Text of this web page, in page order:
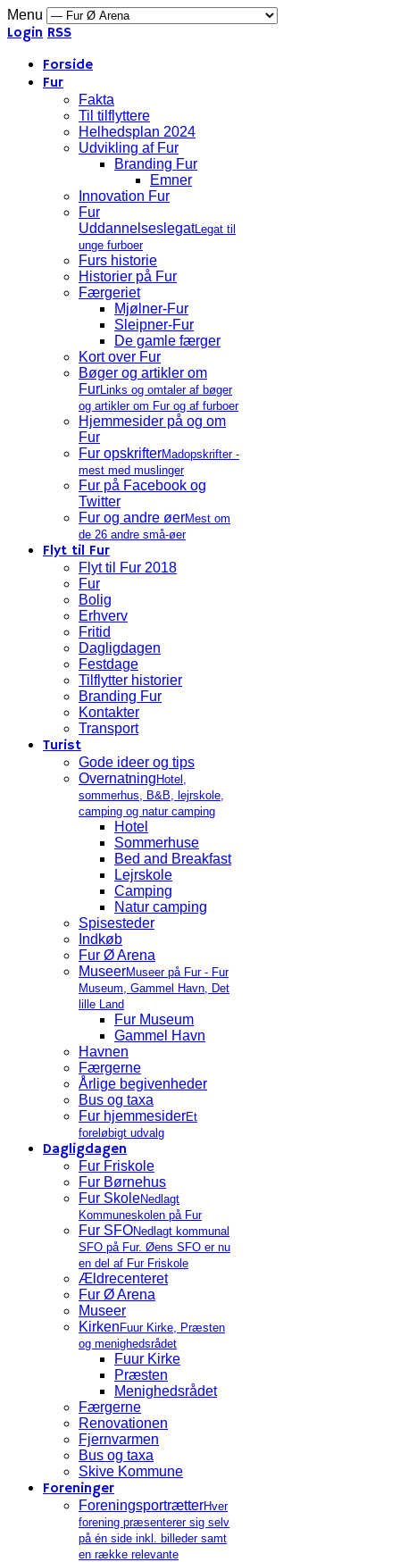
Menu
Login RSS
Forside
Fur
Fakta
Til tilflyttere
Helhedsplan 2024
Udvikling af Fur
Branding Fur
Emner
Innovation Fur
Fur
UddannelseslegatLegat til
unge furboer
Furs historie
Historier på Fur
Færgeriet
Mjølner-Fur
Sleipner-Fur
De gamle færger
Kort over Fur
Bøger og artikler om
FurLinks og omtaler af bøger
og artikler om Fur og af furboer
Hjemmesider på og om
Fur
Fur opskrifterMadopskrifter -
mest med muslinger
Fur på Facebook og
Twitter
Fur og andre øerMest om
de 26 andre små-øer
Flyt til Fur
Flyt til Fur 2018
Fur
Bolig
Erhverv
Fritid
Dagligdagen
Festdage
Tilflytter historier
Branding Fur
Kontakter
Transport
Turist
Gode ideer og tips
Overnatning Hotel,
sommerhus, B&B, lejrskole,
camping og natur camping
Hotel
Sommerhuse
Bed and Breakfast
Lejrskole
Camping
Natur camping
Spisesteder
Indkøb
Fur Ø Arena
MuseerMuseer på Fur - Fur
Museum, Gammel Havn, Det
lille Land
Fur Museum
Gammel Havn
Havnen
Færgerne
Årlige begivenheder
Bus og taxa
Fur hjemmesiderEt
foreløbigt udvalg
Dagligdagen
Fur Friskole
Fur Børnehus
Fur SkoleNedlagt
Kommuneskolen på Fur
Fur SFONedlagt kommunal
SFO på Fur. Øens SFO er nu
en del af Fur Friskole
Ældrecenteret
Fur Ø Arena
Museer
Kirken Fuur Kirke, Præsten
og menighedsrådet
Fuur Kirke
Præsten
Menighedsrådet
Færgerne
Renovationen
Fjernvarmen
Bus og taxa
Skive Kommune
Foreninger
ForeningsportrætterHver
forening præsenterer sig selv
på én side inkl. billeder samt
en række relevante